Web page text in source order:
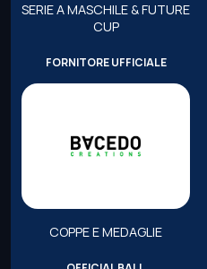
SERIE A MASCHILE & FUTURE
CUP
FORNITORE UFFICIALE
COPPE E MEDAGLIE